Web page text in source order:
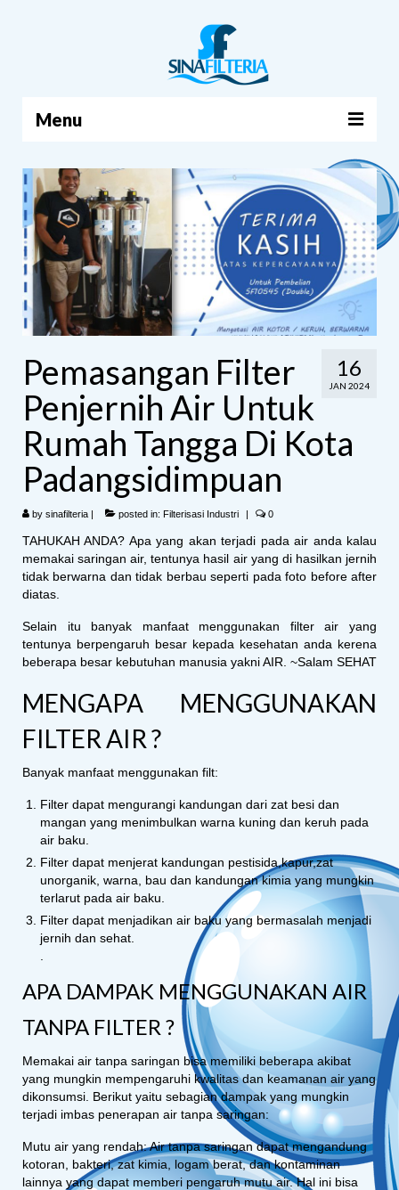
Menu
BERANDA
PRODUK
TENTANG KAMI
ARTIKEL
HUBUNGI KAMI
16
JAN 2024
Pemasangan Filter
Penjernih Air Untuk
Rumah Tangga Di Kota
Padangsidimpuan
by sinafilteria | posted in: Filterisasi Industri | 0
TAHUKAH ANDA? Apa yang akan terjadi pada air anda kalau
memakai saringan air, tentunya hasil air yang di hasilkan jernih
tidak berwarna dan tidak berbau seperti pada foto before after
diatas.
Selain itu banyak manfaat menggunakan filter air yang
tentunya berpengaruh besar kepada kesehatan anda kerena
beberapa besar kebutuhan manusia yakni AIR. ~Salam SEHAT
MENGAPA MENGGUNAKAN
FILTER AIR ?
Banyak manfaat menggunakan filt:
Filter dapat mengurangi kandungan dari zat besi dan
mangan yang menimbulkan warna kuning dan keruh pada
air baku.
Filter dapat menjerat kandungan pestisida,kapur,zat
unorganik, warna, bau dan kandungan kimia yang mungkin
terlarut pada air baku.
Filter dapat menjadikan air baku yang bermasalah menjadi
jernih dan sehat.
APA DAMPAK MENGGUNAKAN AIR
TANPA FILTER ?
Memakai air tanpa saringan bisa memiliki beberapa akibat
yang mungkin mempengaruhi kwalitas dan keamanan air yang
dikonsumsi. Berikut yaitu sebagian dampak yang mungkin
terjadi imbas penerapan air tanpa saringan:
Mutu air yang rendah: Air tanpa saringan dapat mengandung
kotoran, bakteri, zat kimia, logam berat, dan kontaminan
lainnya yang dapat memberi pengaruh mutu air. Hal ini bisa